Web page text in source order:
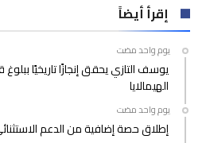
إقرأ أيضاً
‫‫‫‏‫يوم واحد مضت‬
الهيمالايا
‫‫‫‏‫يوم واحد مضت‬
إطلاق حصة إضافية من الدعم